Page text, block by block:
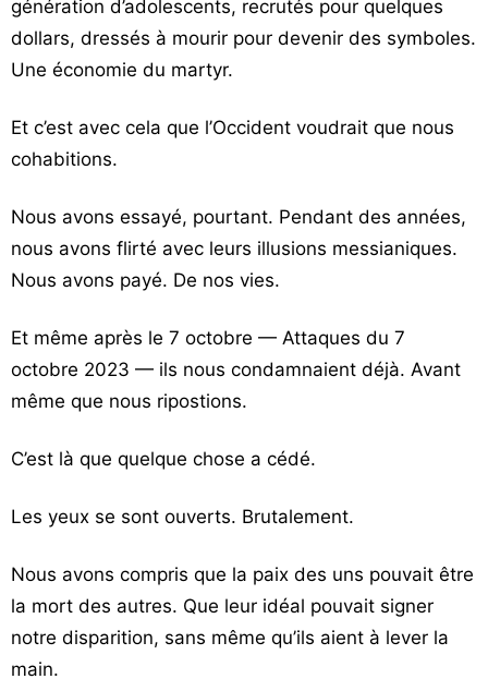
génération d’adolescents, recrutés pour quelques
dollars, dressés à mourir pour devenir des symboles.
Une économie du martyr.
Et c’est avec cela que l’Occident voudrait que nous
cohabitions.
Nous avons essayé, pourtant. Pendant des années,
nous avons flirté avec leurs illusions messianiques.
Nous avons payé. De nos vies.
Et même après le 7 octobre — Attaques du 7
octobre 2023 — ils nous condamnaient déjà. Avant
même que nous ripostions.
C’est là que quelque chose a cédé.
Les yeux se sont ouverts. Brutalement.
Nous avons compris que la paix des uns pouvait être
la mort des autres. Que leur idéal pouvait signer
notre disparition, sans même qu’ils aient à lever la
main.